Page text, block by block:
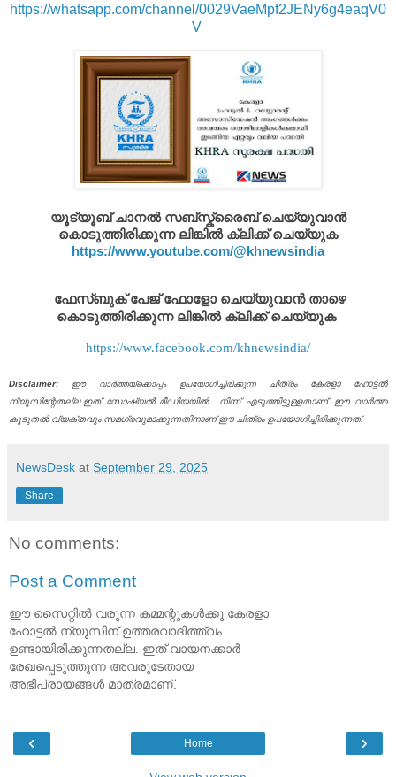
https://whatsapp.com/channel/0029VaeMpf2JENy6g4eaqV0
V
യൂട്യൂബ് ചാനൽ സബ്സ്ക്രൈബ് ചെയ്യുവാൻ
കൊടുത്തിരിക്കുന്ന ലിങ്കിൽ ക്ലിക്ക് ചെയ്യുക
https://www.youtube.com/@khnewsindia
ഫേസ്ബുക് പേജ് ഫോളോ ചെയ്യുവാൻ താഴെ
കൊടുത്തിരിക്കുന്ന ലിങ്കിൽ ക്ലിക്ക് ചെയ്യുക
https://www.facebook.com/khnewsindia/
Disclaimer: ഈ വാർത്തയ്ക്കൊപ്പം ഉപയോഗിച്ചിരിക്കുന്ന
ചിത്രം കേരളാ ഹോട്ടൽ
ന്യൂസിന്റേതല്ല.ഇത് സോഷ്യൽ മീഡിയയിൽ നിന്ന് എടുത്തിട്ടുള്ളതാണ്. ഈ വാർത്ത
കൂടുതൽ വ്യക്തവും സമഗ്രവുമാക്കുന്നതിനാണ് ഈ ചിത്രം ഉപയോഗിച്ചിരിക്കുന്നത്.
NewsDesk at September 29, 2025
Share
No comments:
Post a Comment
ഈ സൈറ്റിൽ വരുന്ന കമ്മന്റുകൾക്കു കേരളാ
ഹോട്ടൽ ന്യൂസിന് ഉത്തരവാദിത്ത്വം
ഉണ്ടായിരിക്കുന്നതല്ല. ഇത് വായനക്കാർ
രേഖപ്പെടുത്തുന്ന അവരുടേതായ
അഭിപ്രായങ്ങൾ മാത്രമാണ്.
‹ ›
Home